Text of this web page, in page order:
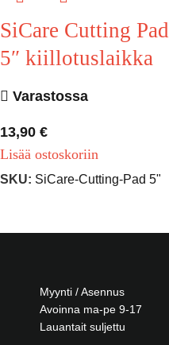
SiCare Cutting Pad
5″ kiillotuslaikka
Varastossa
13,90 €
Lisää ostoskoriin
SKU: SiCare-Cutting-Pad 5"
Myynti / Asennus
Avoinna ma-pe 9-17
Lauantait suljettu